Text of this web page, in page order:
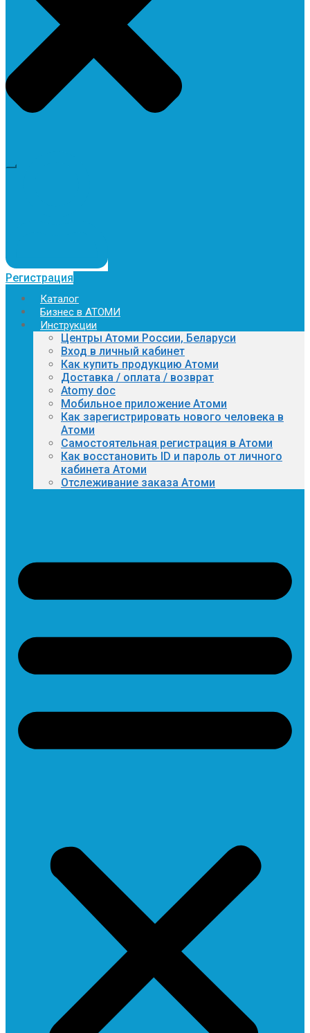
Регистрация
Каталог
Бизнес в АТОМИ
Инструкции
Центры Атоми России, Беларуси
Вход в личный кабинет
Как купить продукцию Атоми
Доставка / оплата / возврат
Atomy doc
Мобильное приложение Атоми
Как зарегистрировать нового человека в
Атоми
Самостоятельная регистрация в Атоми
Как восстановить ID и пароль от личного
кабинета Атоми
Отслеживание заказа Атоми